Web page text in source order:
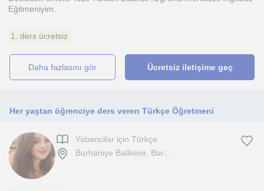
Eğitmeniyim.
1. ders ücretsiz
daha fazlasını gör Ücretsiz iletişime geç
Her yaştan öğrenciye ders veren Türkçe Öğretmeni
Yabancilar için Türkçe
Burhaniye Balikesir, Bur...